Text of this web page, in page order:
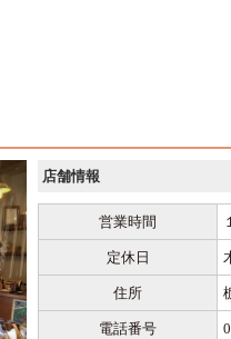
店舗情報
営業時間
定休日
住所
電話番号